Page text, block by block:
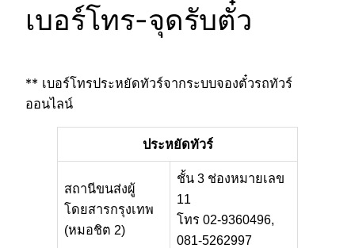
เบอร์โทร-จุดรับตั๋ว
** เบอร์โทรประหยัดทัวร์จากระบบจองตั๋วรถทัวร์
ออนไลน์
ประหยัดทัวร์
สถานีขนส่งผู้
โดยสารกรุงเทพ
(หมอชิต 2)
ชั้น 3 ช่องหมายเลข
11
โทร 02-9360496,
081-5262997